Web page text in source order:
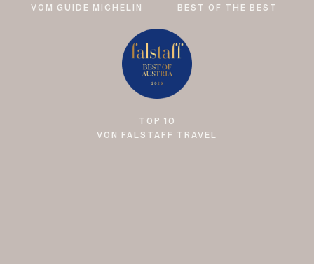
VOM GUIDE MICHELIN
BEST OF THE BEST
TOP 10
VON FALSTAFF TRAVEL